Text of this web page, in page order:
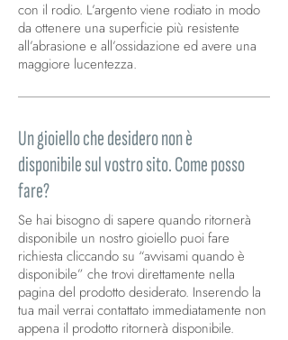
con il rodio. L’argento viene rodiato in modo
da ottenere una superficie più resistente
all’abrasione e all’ossidazione ed avere una
maggiore lucentezza.
Un gioiello che desidero non è
disponibile sul vostro sito. Come posso
fare?
Se hai bisogno di sapere quando ritornerà
disponibile un nostro gioiello puoi fare
richiesta cliccando su “avvisami quando è
disponibile” che trovi direttamente nella
pagina del prodotto desiderato. Inserendo la
tua mail verrai contattato immediatamente non
appena il prodotto ritornerà disponibile.